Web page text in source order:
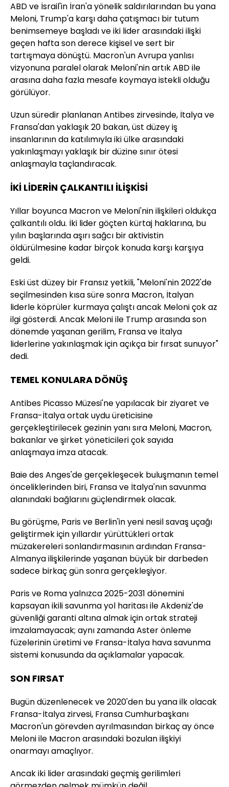
ABD ve İsrail'in İran'a yönelik saldırılarından bu yana
Meloni, Trump'a karşı daha çatışmacı bir tutum
benimsemeye başladı ve iki lider arasındaki ilişki
geçen hafta son derece kişisel ve sert bir
tartışmaya dönüştü. Macron'un Avrupa yanlısı
vizyonuna paralel olarak Meloni'nin artık ABD ile
arasına daha fazla mesafe koymaya istekli olduğu
görülüyor.
Uzun süredir planlanan Antibes zirvesinde, İtalya ve
Fransa'dan yaklaşık 20 bakan, üst düzey iş
insanlarının da katılımıyla iki ülke arasındaki
yakınlaşmayı yaklaşık bir düzine sınır ötesi
anlaşmayla taçlandıracak.
İKİ LİDERİN ÇALKANTILI İLİŞKİSİ
Yıllar boyunca Macron ve Meloni'nin ilişkileri oldukça
çalkantılı oldu. İki lider göçten kürtaj haklarına, bu
yılın başlarında aşırı sağcı bir aktivistin
öldürülmesine kadar birçok konuda karşı karşıya
geldi.
Eski üst düzey bir Fransız yetkili, "Meloni'nin 2022'de
seçilmesinden kısa süre sonra Macron, İtalyan
liderle köprüler kurmaya çalıştı ancak Meloni çok az
ilgi gösterdi. Ancak Meloni ile Trump arasında son
dönemde yaşanan gerilim, Fransa ve İtalya
liderlerine yakınlaşmak için açıkça bir fırsat sunuyor"
dedi.
TEMEL KONULARA DÖNÜŞ
Antibes Picasso Müzesi'ne yapılacak bir ziyaret ve
Fransa-İtalya ortak uydu üreticisine
gerçekleştirilecek gezinin yanı sıra Meloni, Macron,
bakanlar ve şirket yöneticileri çok sayıda
anlaşmaya imza atacak.
Baie des Anges'de gerçekleşecek buluşmanın temel
önceliklerinden biri, Fransa ve İtalya'nın savunma
alanındaki bağlarını güçlendirmek olacak.
Bu görüşme, Paris ve Berlin'in yeni nesil savaş uçağı
geliştirmek için yıllardır yürüttükleri ortak
müzakereleri sonlandırmasının ardından Fransa-
Almanya ilişkilerinde yaşanan büyük bir darbeden
sadece birkaç gün sonra gerçekleşiyor.
Paris ve Roma yalnızca 2025-2031 dönemini
kapsayan ikili savunma yol haritası ile Akdeniz'de
güvenliği garanti altına almak için ortak strateji
imzalamayacak; aynı zamanda Aster önleme
füzelerinin üretimi ve Fransa-İtalya hava savunma
sistemi konusunda da açıklamalar yapacak.
SON FIRSAT
Bugün düzenlenecek ve 2020'den bu yana ilk olacak
Fransa-İtalya zirvesi, Fransa Cumhurbaşkanı
Macron'un görevden ayrılmasından birkaç ay önce
Meloni ile Macron arasındaki bozulan ilişkiyi
onarmayı amaçlıyor.
Ancak iki lider arasındaki geçmiş gerilimleri